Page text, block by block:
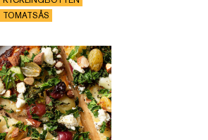
TOMATSÅS